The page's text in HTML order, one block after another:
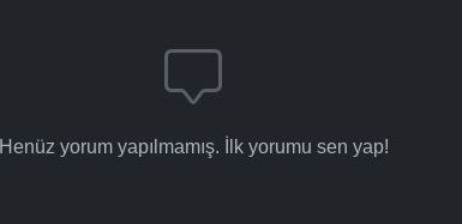
Bölüm No: 28
Henüz yorum yapılmamış. İlk yorumu sen yap!